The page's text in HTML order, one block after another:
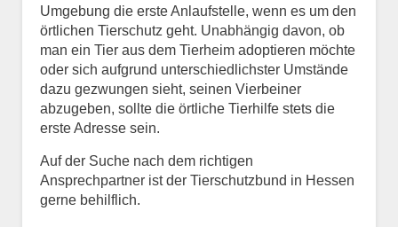
Umgebung die erste Anlaufstelle, wenn es um den
örtlichen Tierschutz geht. Unabhängig davon, ob
man ein Tier aus dem Tierheim adoptieren möchte
oder sich aufgrund unterschiedlichster Umstände
dazu gezwungen sieht, seinen Vierbeiner
abzugeben, sollte die örtliche Tierhilfe stets die
erste Adresse sein.
Auf der Suche nach dem richtigen
Ansprechpartner ist der Tierschutzbund in Hessen
gerne behilflich.